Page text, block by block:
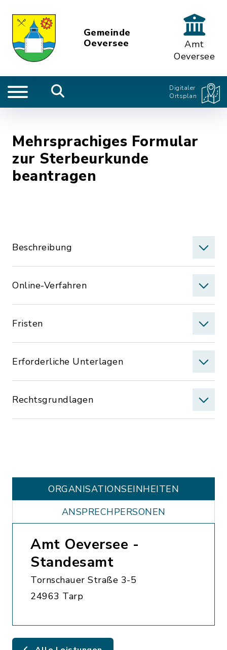
Gemeinde
Oeversee
Amt
Oeversee
Digitaler
Ortsplan
Mehrsprachiges Formular
zur Sterbeurkunde
beantragen
Beschreibung
Online-Verfahren
Fristen
Erforderliche Unterlagen
Rechtsgrundlagen
ORGANISATIONS­EINHEITEN
ANSPRECHPERSONEN
Amt Oeversee -
Standesamt
Tornschauer Straße 3-5
24963 Tarp